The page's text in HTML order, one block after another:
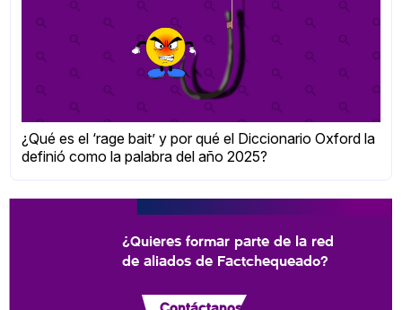
¿Qué es el ‘rage bait’ y por qué el Diccionario Oxford la
definió como la palabra del año 2025?
¿Quieres formar parte de la red
de aliados de Factchequeado?